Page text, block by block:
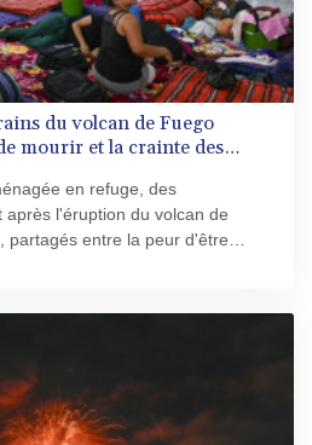
du volcan de Fuego
mourir et la crainte des
en refuge, des
l'éruption du volcan de
partagés entre la peur d'être
lave et la crainte que des